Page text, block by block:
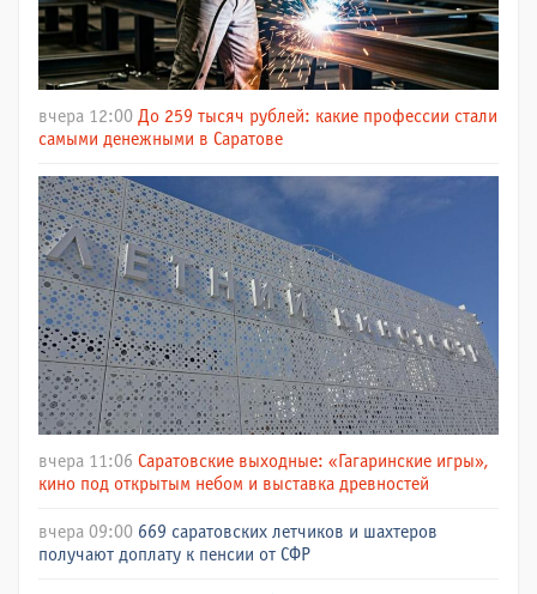
вчера 12:00 До 259 тысяч рублей: какие профессии стали
самыми денежными в Саратове
вчера 11:06 Саратовские выходные: «Гагаринские игры»,
кино под открытым небом и выставка древностей
вчера 09:00 669 саратовских летчиков и шахтеров
получают доплату к пенсии от СФР